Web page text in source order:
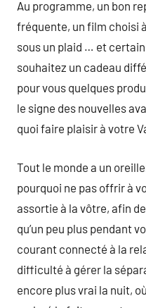
Au programme, un bon
fréquente, un film choisi
sous un plaid … et
souhaitez un cadeau
pour vous quelques
le signe des nouvelles
quoi faire plaisir à votre
Tout le monde a un
pourquoi ne pas offrir à
assortie à la vôtre, afin
qu’un peu plus pendant
courant connecté à la
difficulté à gérer la
encore plus vrai la nuit,